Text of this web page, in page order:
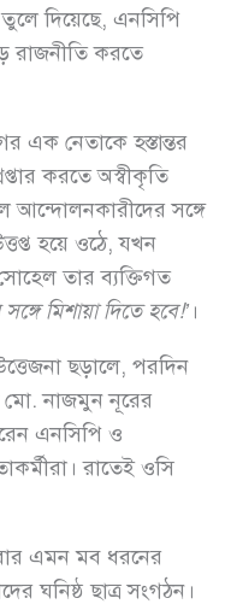
তুলে দিয়েছে, এনসিপি
রাজনীতি করতে
এক নেতাকে হস্তান্তর
করতে অস্বীকৃতি
আন্দোলনকারীদের সঙ্গে
হয়ে ওঠে, যখন
তার ব্যক্তিগত
সঙ্গে মিশায়া দিতে হবে!’ ।
ছড়ালে, পরদিন
নাজমুন নূরের
এনসিপি ও
রাতেই ওসি
এমন মব ধরনের
ঘনিষ্ঠ ছাত্র সংগঠন।